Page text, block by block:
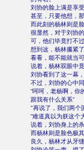
刘协的脸上满是享
甚至，只要他想，
而此刻的杨林则是
很显然，对于刘协
可，他们毕竟打不
想到这，杨林攥紧
看看，能不能就当
说着，杨林双眼中
刘协看到了这一幕
不过，刘协的心中
“呵呵，老杨啊，你
跟我有什么关系”
"再说了，我们两个
“难道真以为朕这个
说着，刘协身上的
而杨林则是脸色极
良久，杨林才从牙